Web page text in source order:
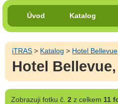
Úvod Katalog
iTRAS > Katalog > Hotel Bellevue
Hotel
Zobrazujifotku č. 2 z celkem 11